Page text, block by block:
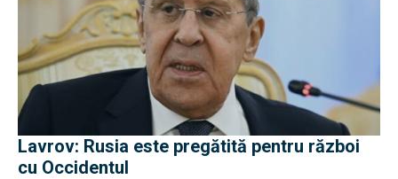
Lavrov: Rusia este pregătită pentru război
cu Occidentul